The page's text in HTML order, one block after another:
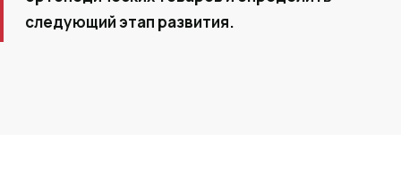
следующий этап развития.